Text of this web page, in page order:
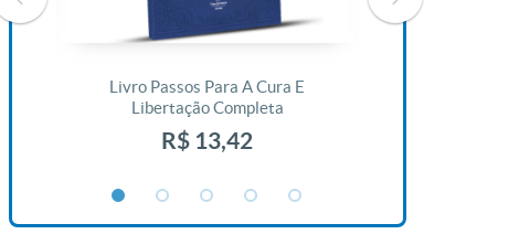
Livro Passos Para A Cura E
Libertação Completa
R$ 13,42